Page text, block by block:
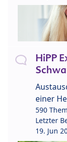
HiPP
einer
590
Letzter
19. Jun